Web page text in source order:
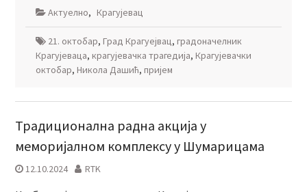
Актуелно, Крагујевац
21. октобар, Град Крагуејвац, градоначелник
Крагујеваца, крагујевачка трагедија, Крагујевачки
октобар, Никола Дашић, пријем
Традиционална радна акција у
меморијалном комплексу у Шумарицама
12.10.2024 RTK